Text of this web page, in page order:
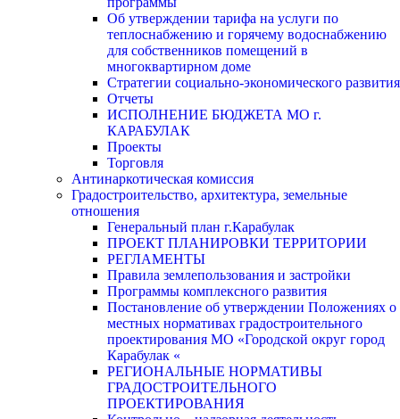
Об утверждении тарифа на услуги по
теплоснабжению и горячему водоснабжению
для собственников помещений в
многоквартирном доме
Стратегии социально-экономического развития
Отчеты
ИСПОЛНЕНИЕ БЮДЖЕТА МО г.
КАРАБУЛАК
Проекты
Торговля
Антинаркотическая комиссия
Градостроительство, архитектура, земельные
отношения
Генеральный план г.Карабулак
ПРОЕКТ ПЛАНИРОВКИ ТЕРРИТОРИИ
РЕГЛАМЕНТЫ
Правила землепользования и застройки
Программы комплексного развития
Постановление об утверждении Положениях о
местных нормативах градостроительного
проектирования МО «Городской округ город
Карабулак «
РЕГИОНАЛЬНЫЕ НОРМАТИВЫ
ГРАДОСТРОИТЕЛЬНОГО
ПРОЕКТИРОВАНИЯ